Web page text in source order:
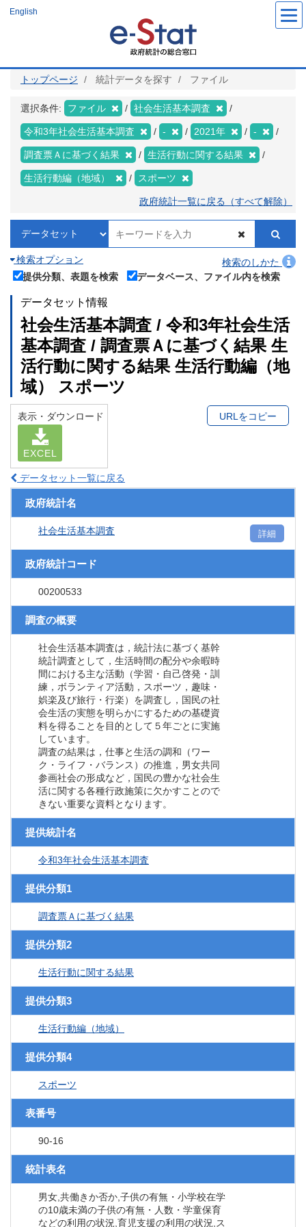
ツ
English
トップページ 統計データを探す ファイル
選択条件: ファイル 社会生活基本調査
令和3年社会生活基本調査 - 2021年 -
調査票Ａに基づく結果 生活行動に関する結果
生活行動編（地域） スポーツ
政府統計一覧に戻る（すべて解除）
検索オプション
検索のしかた
提供分類、表題を検索
データベース、ファイル内を検索
データセット情報
社会生活基本調査 / 令和3年社会生活
基本調査 / 調査票Ａに基づく結果 生
活行動に関する結果 生活行動編（地
域） スポーツ
表示・ダウンロード
EXCEL
URLをコピー
データセット一覧に戻る
政府統計名
社会生活基本調査 詳細
政府統計コード
00200533
調査の概要
社会生活基本調査は，統計法に基づく基幹
統計調査として，生活時間の配分や余暇時
間における主な活動（学習・自己啓発・訓
練，ボランティア活動，スポーツ，趣味・
娯楽及び旅行・行楽）を調査し，国民の社
会生活の実態を明らかにするための基礎資
料を得ることを目的として５年ごとに実施
しています。
調査の結果は，仕事と生活の調和（ワー
ク・ライフ・バランス）の推進，男女共同
参画社会の形成など，国民の豊かな社会生
活に関する各種行政施策に欠かすことので
きない重要な資料となります。
提供統計名
令和3年社会生活基本調査
提供分類1
調査票Ａに基づく結果
提供分類2
生活行動に関する結果
提供分類3
生活行動編（地域）
提供分類4
スポーツ
表番号
90-16
統計表名
男女,共働きか否か,子供の有無・小学校在学
の10歳未満の子供の有無・人数・学童保育
などの利用の状況,育児支援の利用の状況,ス